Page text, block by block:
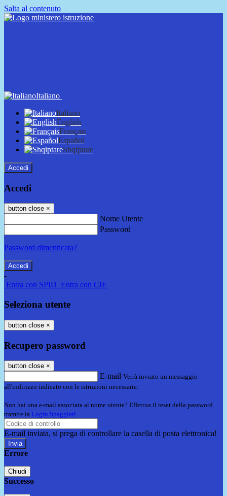
Salta al contenuto
Italiano
Italiano
English
Français
Español
Shqiptare
Accedi
Accedi
button close ×
Nome Utente
Password
Password dimenticata?
-
Entra con SPID Entra con CIE
Seleziona utente
button close ×
Recupero password
button close ×
E-mail Verrà inviato un messaggio
all'indirizzo indicato con le istruzioni necessarie.
Non hai una e-mail associata al nome utente? Effettua il reset della password
tramite la Login Spaggiari
E-mail inviata, si prega di controllare la casella di posta elettronica!
Errore
Chiudi
Successo